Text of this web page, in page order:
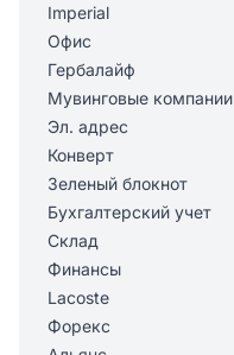
Imperial
Офис
Гербалайф
Мувинговые компании
Эл. адрес
Конверт
Зеленый блокнот
Бухгалтерский учет
Склад
Финансы
Lacoste
Форекс